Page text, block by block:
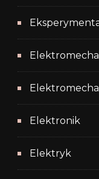
Elektronik
Elektryk